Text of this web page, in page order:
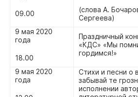
09.00
(слова А.
Сергеева)
9 мая 2020
года
18.00
Праздничный
«КДС» «Мы
гордимся!»
9 мая 2020
года
Стихи и песни о
забывай те
исполнении